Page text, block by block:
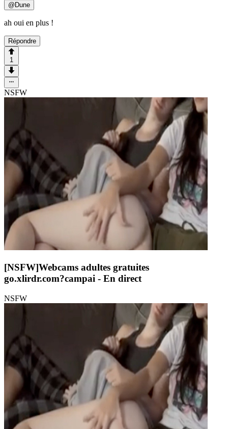
@ Dune
ah oui en plus !
Répondre
1
NSFW
[NSFW]Webcams adultes gratuites
go.xlirdr.com?campai - En direct
NSFW